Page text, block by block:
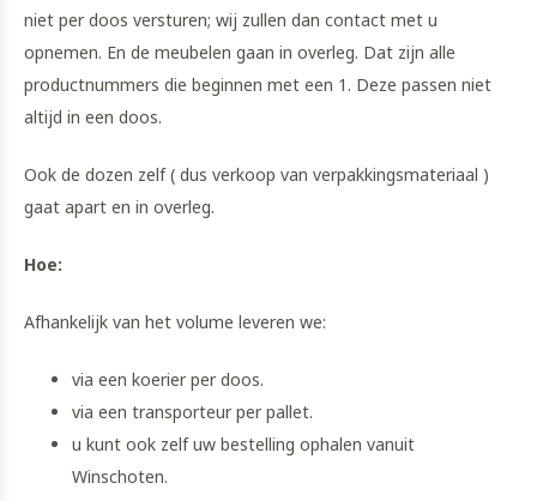
niet per doos versturen; wij zullen dan contact met u
opnemen. En de meubelen gaan in overleg. Dat zijn alle
productnummers die beginnen met een 1. Deze passen niet
altijd in een doos.
Ook de dozen zelf ( dus verkoop van verpakkingsmateriaal )
gaat apart en in overleg.
Hoe:
Afhankelijk van het volume leveren we:
via een koerier per doos.
via een transporteur per pallet.
u kunt ook zelf uw bestelling ophalen vanuit
Winschoten.